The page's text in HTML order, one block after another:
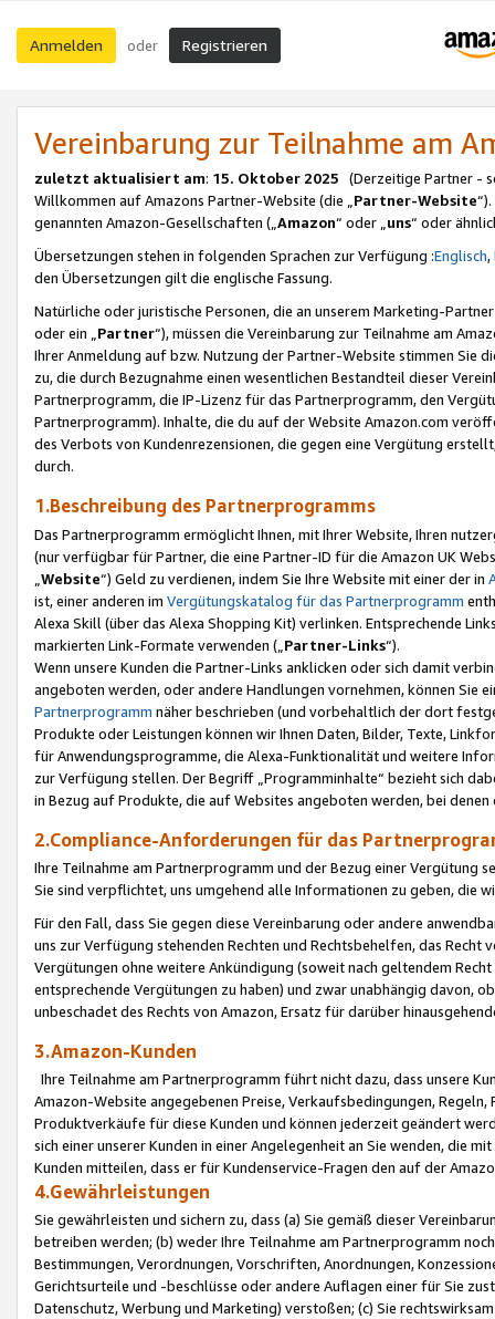
Anmelden oder Registrieren
Vereinbarung zur Teilnahme am
zuletzt aktualisiert am: 15. Oktober 2025 (Derzeitige Partner -
Willkommen auf Amazons Partner-Website (die „Partner-Website
genannten Amazon-Gesellschaften („Amazon“ oder „uns“ oder
Übersetzungen stehen in folgenden Sprachen zur Verfügung :Englisch,
den Übersetzungen gilt die englische Fassung.
Natürliche oder juristische Personen, die an unserem Marketing-
oder ein „Partner“), müssen die Vereinbarung zur Teilnahme am
Ihrer Anmeldung auf bzw. Nutzung der Partner-Website stimmen Sie
zu, die durch Bezugnahme einen wesentlichen Bestandteil dieser
Partnerprogramm, die IP-Lizenz für das Partnerprogramm, den
Partnerprogramm). Inhalte, die du auf der Website Amazon.com
des Verbots von Kundenrezensionen, die gegen eine Vergütung
durch.
1.Beschreibung des Partnerprogramms
Das Partnerprogramm ermöglicht Ihnen, mit Ihrer Website, Ihren
(nur verfügbar für Partner, die eine Partner-ID für die Amazon UK
Website“) Geld zu verdienen, indem Sie Ihre Website mit einer der in
ist, einer anderen im Vergütungskatalog für das Partnerprogramm
Alexa Skill (über das Alexa Shopping Kit) verlinken. Entsprechende
markierten Link-Formate verwenden („ Partner-Links“).
Wenn unsere Kunden die Partner-Links anklicken oder sich damit
angeboten werden, oder andere Handlungen vornehmen, können Sie
Partnerprogramm näher beschrieben (und vorbehaltlich der dort
Produkte oder Leistungen können wir Ihnen Daten, Bilder, Texte,
für Anwendungsprogramme, die Alexa-Funktionalität und weitere
zur Verfügung stellen. Der Begriff „Programminhalte“ bezieht sich
in Bezug auf Produkte, die auf Websites angeboten werden, bei
2.Compliance-Anforderungen für das
Ihre Teilnahme am Partnerprogramm und der Bezug einer Vergütung
Sie sind verpflichtet, uns umgehend alle Informationen zu geben, die
Für den Fall, dass Sie gegen diese Vereinbarung oder andere
uns zur Verfügung stehenden Rechten und Rechtsbehelfen, das
Vergütungen ohne weitere Ankündigung (soweit nach geltendem
entsprechende Vergütungen zu haben) und zwar unabhängig davon,
unbeschadet des Rechts von Amazon, Ersatz für darüber
3.Amazon-Kunden
Ihre Teilnahme am Partnerprogramm führt nicht dazu, dass unsere
Amazon-Website angegebenen Preise, Verkaufsbedingungen,
Produktverkäufe für diese Kunden und können jederzeit geändert
sich einer unserer Kunden in einer Angelegenheit an Sie wenden, die
Kunden mitteilen, dass er für Kundenservice-Fragen den auf der
4.Gewährleistungen
Sie gewährleisten und sichern zu, dass (a) Sie gemäß dieser
betreiben werden; (b) weder Ihre Teilnahme am Partnerprogramm
Bestimmungen, Verordnungen, Vorschriften, Anordnungen,
Gerichtsurteile und -beschlüsse oder andere Auflagen einer für Sie
Datenschutz, Werbung und Marketing) verstoßen; (c) Sie